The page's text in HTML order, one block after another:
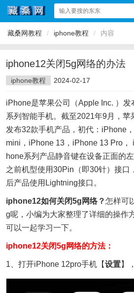
藏桑网教程 / iphone教程 / 内容
iphone12关闭5g网络的办法
iphone教程 2024-02-17
iPhone是苹果公司（Apple Inc. ）发
系列智能手机。截至2021年9月，苹
发布32款手机产品，初代：iPhone
mini，iPhone 13，iPhone 13 Pro，
hone系列产品静音键在设备正面的
之前机型使用30Pin（即30针）接口
后产品使用Lightning接口。
iphone12如何关闭5g网络？怎样可
g呢，小编为大家整理了详细的操作
可以一起学习一下。
iphone12关闭5g网络的方法：
1、打开iPhone 12pro手机【设置】